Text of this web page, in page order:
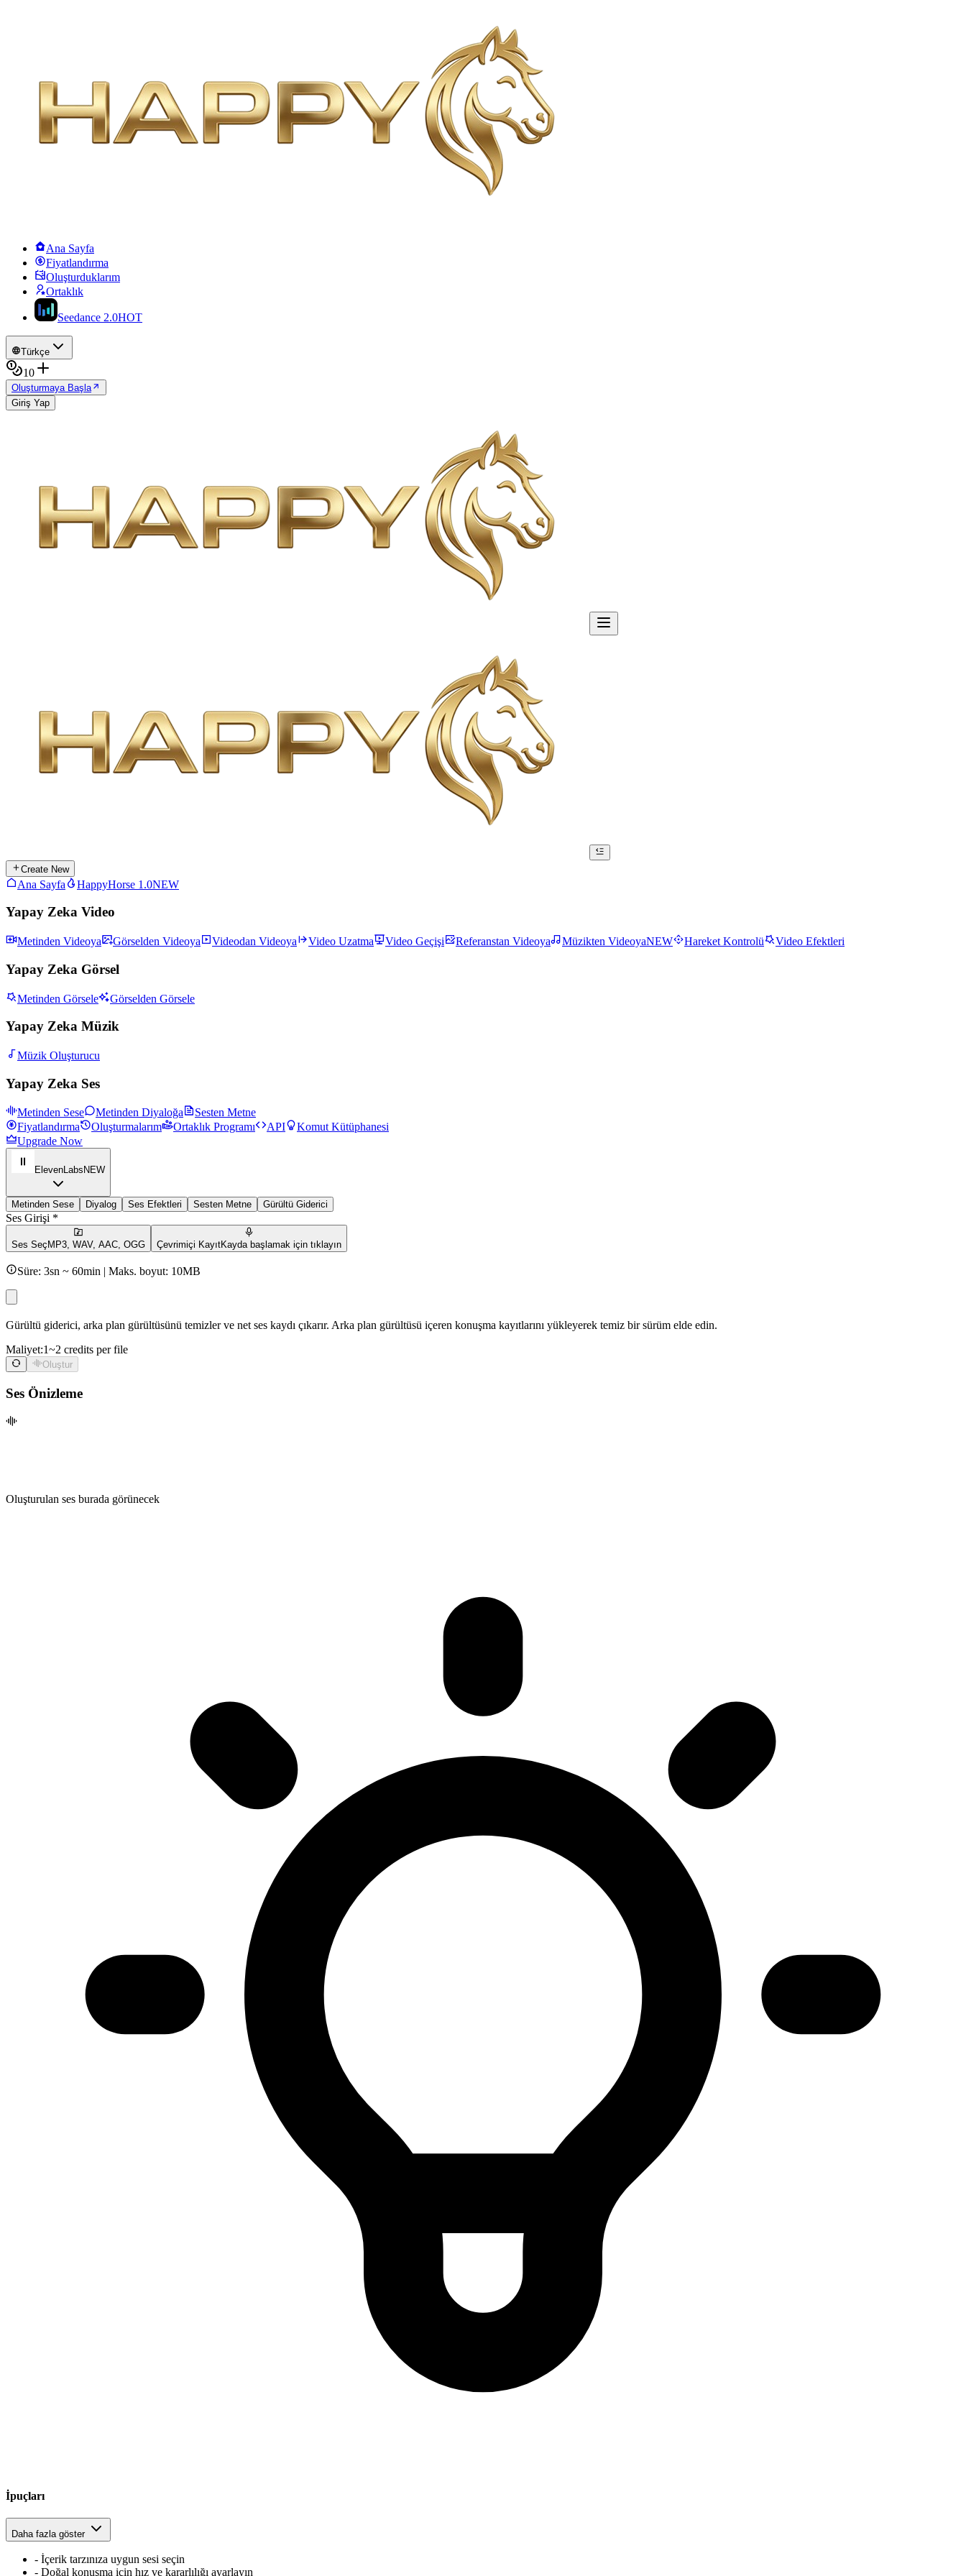
Ana Sayfa
Fiyatlandırma
Oluşturduklarım
Ortaklık
Seedance 2.0HOT
Türkçe
10
Oluşturmaya Başla
Giriş Yap
Create New
Ana Sayfa HappyHorse 1.0NEW
Yapay Zeka Video
Metinden Videoya Görselden Videoya Videodan Videoya Video Uzatma Video Geçişi Referanstan Videoya Müzikten VideoyaNEW Hareket Kontrolü Video Efektleri
Yapay Zeka Görsel
Metinden Görsele Görselden Görsele
Yapay Zeka Müzik
Müzik Oluşturucu
Yapay Zeka Ses
Metinden Sese Metinden Diyaloğa
Sesten Metne
Fiyatlandırma
Oluşturmalarım Ortaklık Programı API
Komut Kütüphanesi
Upgrade Now
ElevenLabs NEW
Metinden Sese Diyalog Ses Efektleri Sesten Metne Gürültü Giderici
Ses Girişi *
Ses SeçMP3, WAV, AAC, OGG Çevrimiçi KayıtKayda başlamak için tıklayın
Süre: 3sn ~ 60min | Maks. boyut: 10MB
Gürültü giderici, arka plan gürültüsünü temizler ve net ses kaydı çıkarır. Arka plan gürültüsü içeren konuşma kayıtlarını yükleyerek temiz bir sürüm elde edin.
Maliyet:1~2 credits per file
Oluştur
Ses Önizleme
Oluşturulan ses burada görünecek
İpuçları
Daha fazla göster
- İçerik tarzınıza uygun sesi seçin
- Doğal konuşma için hız ve kararlılığı ayarlayın